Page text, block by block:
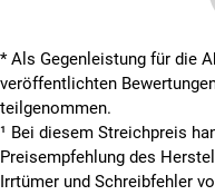
* Als Gegenleistung für die
veröffentlichten
teilgenommen.
¹ Bei diesem Streichpreis
Preisempfehlung des
Irrtümer und Schreibfehler